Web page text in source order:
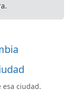
esa ciudad.